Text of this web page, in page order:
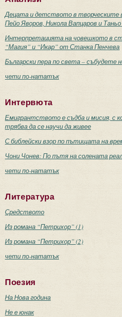
Децата и детството в творческите
Пейо Яворов, Никола Вапцаров и
Интерпретацията на човешкото в
“Магия” и “Икар” от Станка Пенчева
Български пера по света – събудете
чети по-нататък
Интервюта
Емигрантството е съдба и мисия, с
трябва да се научи да живее
С библейски взор по пътищата на
Чони Чонев: По пътя на солената
чети по-нататък
Литература
Средството
Из романа “Петрихор” (1)
Из романа “Петрихор” (2)
чети по-нататък
Поезия
На Нова година
Не е юнак